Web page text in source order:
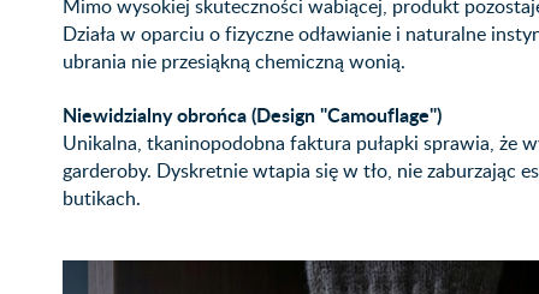
Mimo wysokiej skuteczności wabiącej, produkt
Działa w oparciu o fizyczne odławianie i naturalne
ubrania nie przesiąkną chemiczną wonią.
Niewidzialny obrońca (Design "Camouflage")
Unikalna, tkaninopodobna faktura pułapki sprawia, że
garderoby. Dyskretnie wtapia się w tło, nie zaburzając
butikach.